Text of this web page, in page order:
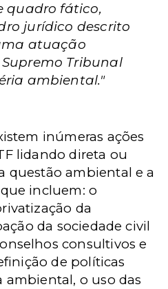
quadro fático,
jurídico descrito
atuação
Tribunal
ambiental."
inúmeras ações
lidando direta ou
questão ambiental e a
incluem: o
da
da sociedade civil
consultivos e
de políticas
o uso das